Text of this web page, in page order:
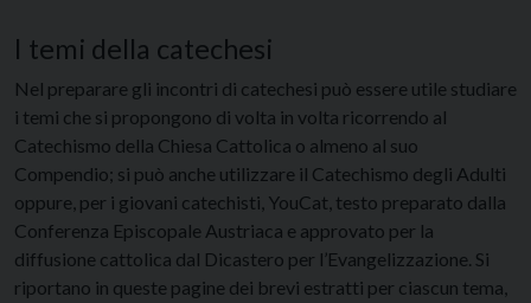
I temi della catechesi
Nel preparare gli incontri di catechesi può essere utile studiare
i temi che si propongono di volta in volta ricorrendo al
Catechismo della Chiesa Cattolica o almeno al suo
Compendio; si può anche utilizzare il Catechismo degli Adulti
oppure, per i giovani catechisti, YouCat, testo preparato dalla
Conferenza Episcopale Austriaca e approvato per la
diffusione cattolica dal Dicastero per l’Evangelizzazione. Si
riportano in queste pagine dei brevi estratti per ciascun tema,